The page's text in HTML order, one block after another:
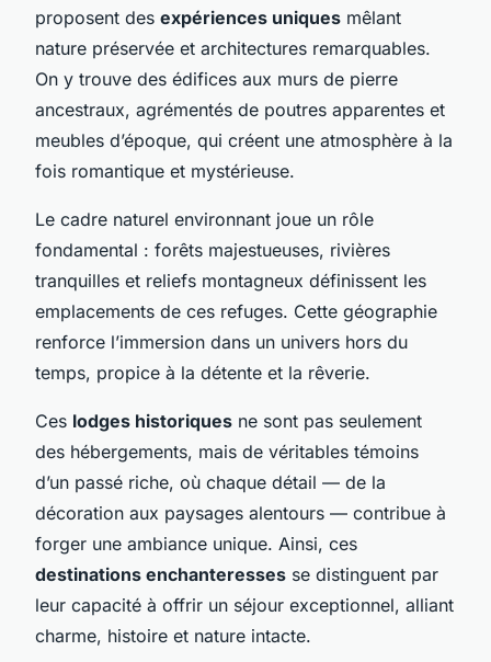
proposent des expériences uniques mêlant
nature préservée et architectures remarquables.
On y trouve des édifices aux murs de pierre
ancestraux, agrémentés de poutres apparentes et
meubles d’époque, qui créent une atmosphère à la
fois romantique et mystérieuse.
Le cadre naturel environnant joue un rôle
fondamental : forêts majestueuses, rivières
tranquilles et reliefs montagneux définissent les
emplacements de ces refuges. Cette géographie
renforce l’immersion dans un univers hors du
temps, propice à la détente et la rêverie.
Ces lodges historiques ne sont pas seulement
des hébergements, mais de véritables témoins
d’un passé riche, où chaque détail — de la
décoration aux paysages alentours — contribue à
forger une ambiance unique. Ainsi, ces
destinations enchanteresses se distinguent par
leur capacité à offrir un séjour exceptionnel, alliant
charme, histoire et nature intacte.